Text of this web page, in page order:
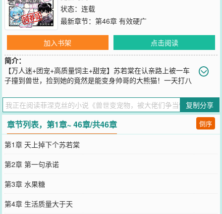
状态：连载
最新章节： 第46章 有效硬广
加入书架
点击阅读
简介：
【万人迷+团宠+高质量饲主+甜宠】苏若棠在认亲路上被一车
子撞到兽世，捡到她的竟然是能变身帅哥的大熊猫！一天打八
但上进的大熊猫是第一位饲主，皇后地位牢固且不可撼动，就是爱吃
醋这一点让苏若棠总是觉得无奈有钱有颜的黑豹总裁就是貌美贵妃，
一身皮毛溜光水滑，凭借钞能力深得盛宠人鱼大明星温柔体贴且实在
貌美，就算不是毛茸茸也总会引得苏若棠侧目还有一心钻空子的狐
狸、软萌可爱的垂耳兔……窝在温柔乡里的苏若棠一转身，发现竟然
还有一整个兽世的毛茸茸等着她去宠幸！……兽人体内的狂躁因子伴
着血液流淌，会在外界刺激下随时苏醒，狂躁值飙升的最终结果是变
成一只失去理智的嗜血猛兽一生都在和狂躁因子做抗争的兽人发现饲
养一只伴宠能够有效安抚狂躁因子，稳定狂躁值而灵裔种更是其中佼
佼者就在这时，拥有史上最强安抚子能力的苏若棠出现了……
您要是觉得《兽世变宠物，被大佬们争当饲养员
忘记向您QQ群和微博微信里的朋友推荐哦！
复制分享
章节列表，第1章~ 46章/共46章 倒序
第1章 天上掉下个苏若棠
第2章 第一句承诺
第3章 水果糖
第4章 生活质量大于天